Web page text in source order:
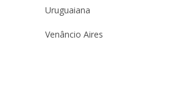
Uruguaiana
Venâncio Aires